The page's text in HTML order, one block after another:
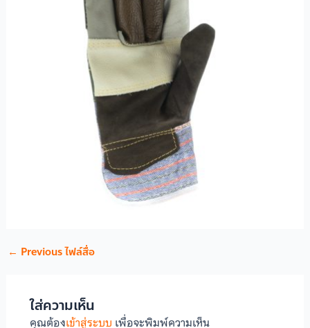
← Previous ไฟล์สื่อ
ใส่ความเห็น
คุณต้องเข้าสู่ระบบ เพื่อจะพิมพ์ความเห็น